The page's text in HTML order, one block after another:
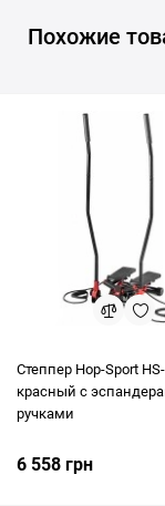
Львов, Одессу,
убедиться, что
Похожие
Степпер Hop-Sport
красный с
ручками
6 558 грн